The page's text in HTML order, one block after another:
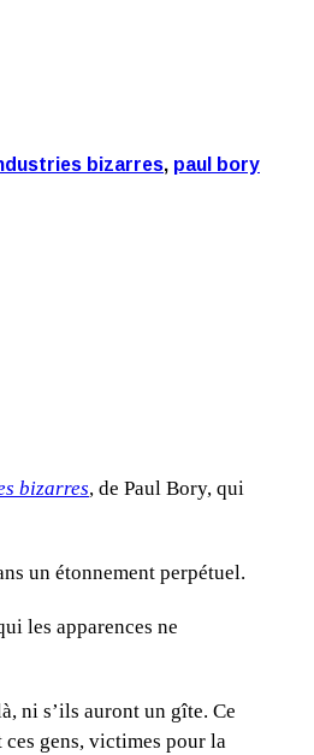
bizarres, paul bory
bizarres, de Paul Bory, qui
un étonnement perpétuel.
les apparences ne
ni s’ils auront un gîte. Ce
ces gens, victimes pour la